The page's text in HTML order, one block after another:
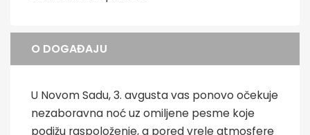
O DOGAĐAJU
U Novom Sadu, 3. avgusta vas ponovo očekuje
nezaboravna noć uz omiljene pesme koje
podižu raspoloženje, a pored vrele atmosfere